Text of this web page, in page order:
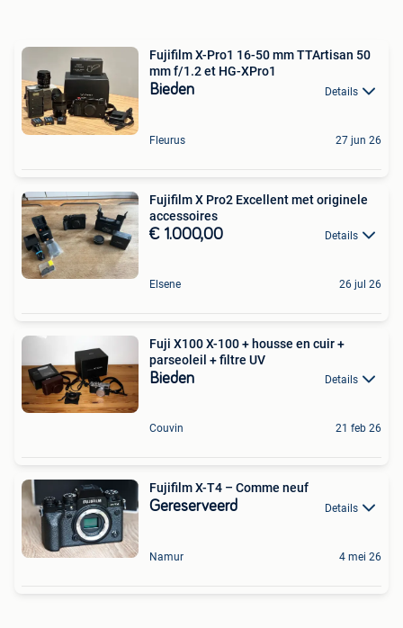
Fujifilm X-Pro1 16-50 mm TTArtisan 50
mm f/1.2 et HG-XPro1
Bieden Details
Fleurus 27 jun 26
Fujifilm X Pro2 Excellent met originele
accessoires
€ 1.000,00 Details
Elsene 26 jul 26
Fuji X100 X-100 + housse en cuir +
parseoleil + filtre UV
Bieden Details
Couvin 21 feb 26
Fujifilm X-T4 – Comme neuf
Gereserveerd Details
Namur 4 mei 26